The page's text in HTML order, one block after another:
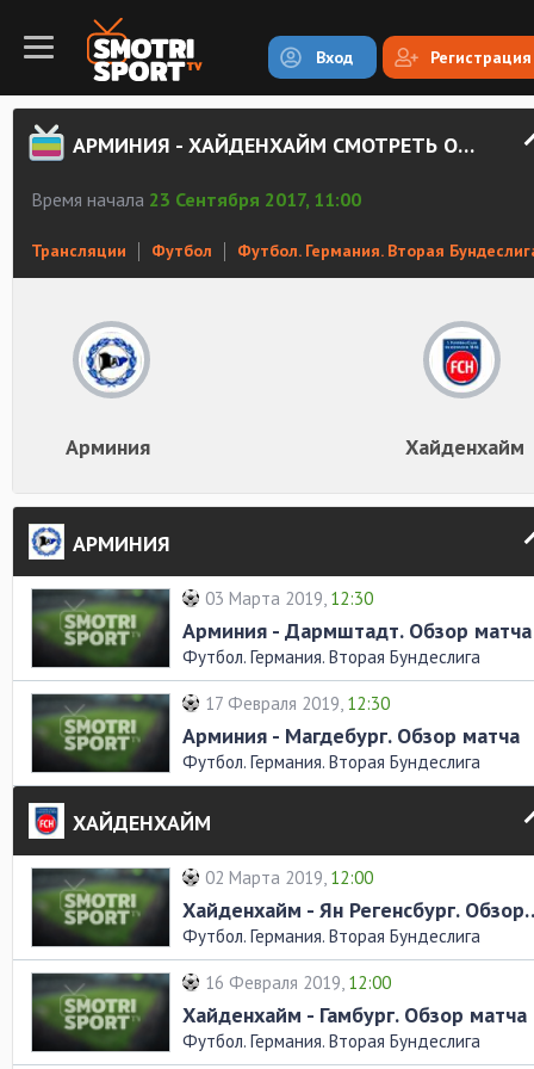
Вход Регистрация
АРМИНИЯ - ХАЙДЕНХАЙМ СМОТРЕТЬ ОНЛАЙН
Время начала 23 Сентября 2017, 11:00
Трансляции Футбол Футбол. Германия. Вторая
Арминия Хайденхайм
АРМИНИЯ
03 Марта 2019, 12:30
Арминия - Дармштадт. Обзор матча
Футбол. Германия. Вторая Бундеслига
17 Февраля 2019, 12:30
Арминия - Магдебург. Обзор матча
Футбол. Германия. Вторая Бундеслига
ХАЙДЕНХАЙМ
02 Марта 2019, 12:00
Хайденхайм
Футбол. Германия. Вторая Бундеслига
16 Февраля 2019, 12:00
Хайденхайм - Гамбург. Обзор матча
Футбол. Германия. Вторая Бундеслига